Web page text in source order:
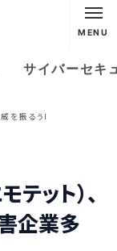
MENU
サイバーセキ
ット）、
企業多